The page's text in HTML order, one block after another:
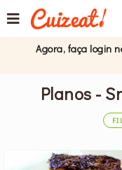
Agora, faça login
Planos -